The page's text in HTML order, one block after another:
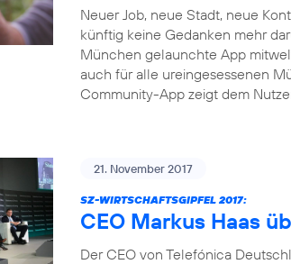
Neuer Job, neue Stadt, neue
künftig keine Gedanken mehr
München gelaunchte App
auch für alle ureingesessenen
Community-App zeigt dem
21. November 2017
SZ-WIRTSCHAFTSGIPFEL 2017:
CEO Markus Haas
Der CEO von Telefónica